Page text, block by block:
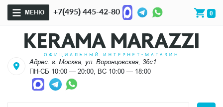
МЕНЮ +7(495) 445-42-80 0
Адрес: г. Москва, ул. Воронцовская, 36с1
ПН-СБ 10:00 — 20:00, ВС 10:00 — 18:00